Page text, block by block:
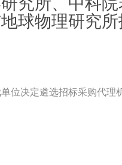
球物理研究
位决定遴选招标采购代理